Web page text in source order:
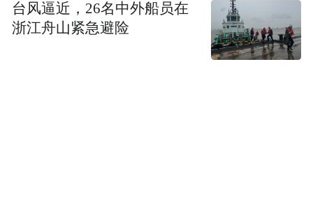
台风逼近，26名中外船员在
浙江舟山紧急避险